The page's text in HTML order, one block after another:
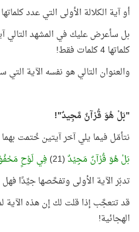
أو آية الكلالة الأولى التي عدد كلماتها 88 كلمة!
بل سأعرض عليك في المشهد التالي
كلماتها 4 كلمات فقط!
والعنوان التالي هو نفسه الآية
"بَلْ هُوَ قُرْآنٌ مَّجِيدٌ"!
نتأمّل فيما يلي آخر آيتين خُتمت
بَلْ هُوَ قُرْآنٌ مَجِيْدٌ(21) فِي لَوْحٍ
تدبّر الآية الأولى وتفحَّصها جيِّدًا
قد تتعجَّب إذا قلت لك إن هذه
الهجائية!